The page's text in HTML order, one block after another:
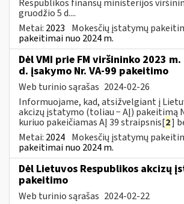
Respublikos finansų ministerijos
gruodžio 5 d....
Metai: 2023 Mokesčių įstatymų
pakeitimai nuo 2024 m.
Dėl VMI prie FM viršininko 2023
d. įsakymo Nr. VA-99 pakeitimo
Web turinio sąrašas 2024-02-26
Informuojame, kad, atsižvelgiant į
akcizų įstatymo (toliau − AĮ) pakeitimą
kuriuo pakeičiamas AĮ 39 straipsnis[2]
Metai: 2024 Mokesčių įstatymų
pakeitimai nuo 2024 m.
Dėl Lietuvos Respublikos akcizų
pakeitimo
Web turinio sąrašas 2024-02-22